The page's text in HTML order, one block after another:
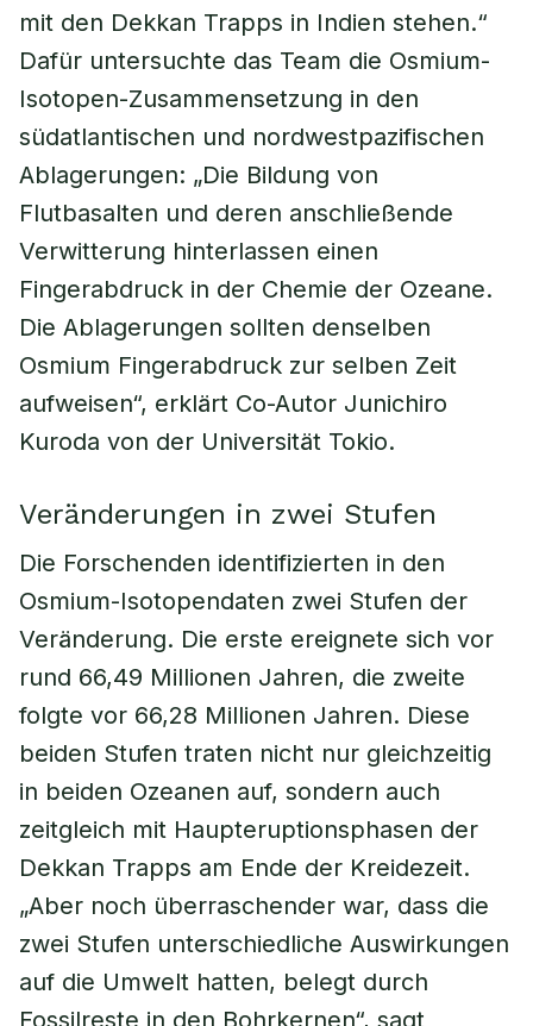
mit den Dekkan Trapps in Indien stehen.“
Dafür untersuchte das Team die Osmium-
Isotopen-Zusammensetzung in den
südatlantischen und nordwestpazifischen
Ablagerungen: „Die Bildung von
Flutbasalten und deren anschließende
Verwitterung hinterlassen einen
Fingerabdruck in der Chemie der Ozeane.
Die Ablagerungen sollten denselben
Osmium Fingerabdruck zur selben Zeit
aufweisen“, erklärt Co-Autor Junichiro
Kuroda von der Universität Tokio.
Veränderungen in zwei Stufen
Die Forschenden identifizierten in den
Osmium-Isotopendaten zwei Stufen der
Veränderung. Die erste ereignete sich vor
rund 66,49 Millionen Jahren, die zweite
folgte vor 66,28 Millionen Jahren. Diese
beiden Stufen traten nicht nur gleichzeitig
in beiden Ozeanen auf, sondern auch
zeitgleich mit Haupteruptionsphasen der
Dekkan Trapps am Ende der Kreidezeit.
„Aber noch überraschender war, dass die
zwei Stufen unterschiedliche Auswirkungen
auf die Umwelt hatten, belegt durch
Fossilreste in den Bohrkernen“, sagt